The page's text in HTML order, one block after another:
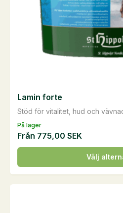
produktsidan
På lager
Stöd för vitalitet, hud och
Lamin forte
Från 775,00 SEK
Välj
Den
här
produkten